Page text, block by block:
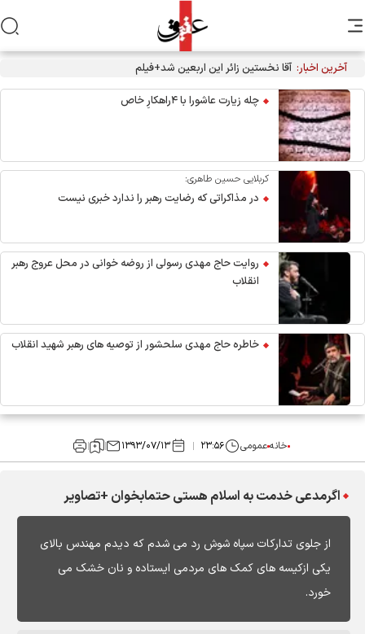
آخرین اخبار: آقا نخستین زائر این اربعین شد+فیلم
چله زیارت عاشورا با ۴راهکارِ خاص
کربلایی حسین طاهری:
در مذاکراتی که رضایت رهبر را ندارد خبری نیست
روایت حاج مهدی رسولی از روضه خوانی در محل عروج رهبر
انقلاب
خاطره حاج مهدی سلحشور از توصیه های رهبر شهید انقلاب
خانهعمومی ۲۳:۵۶ ۱۳۹۳/۰۷/۱۳
اگرمدعی خدمت به اسلام هستی حتمابخوان +تصاویر
از جلوی تدارکات سپاه شوش رد می شدم که دیدم مهندس بالای
یکی ازکیسه‌ های کمک های مردمی ایستاده و نان خشک می‌
خورد.